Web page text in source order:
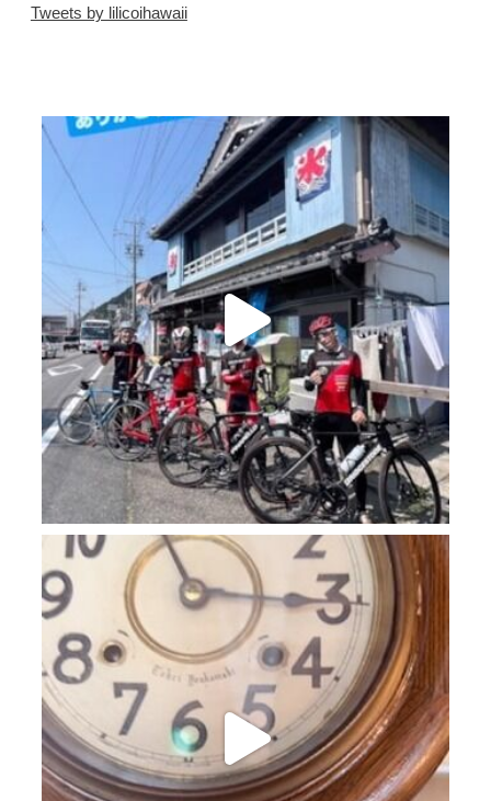
Tweets by lilicoihawaii